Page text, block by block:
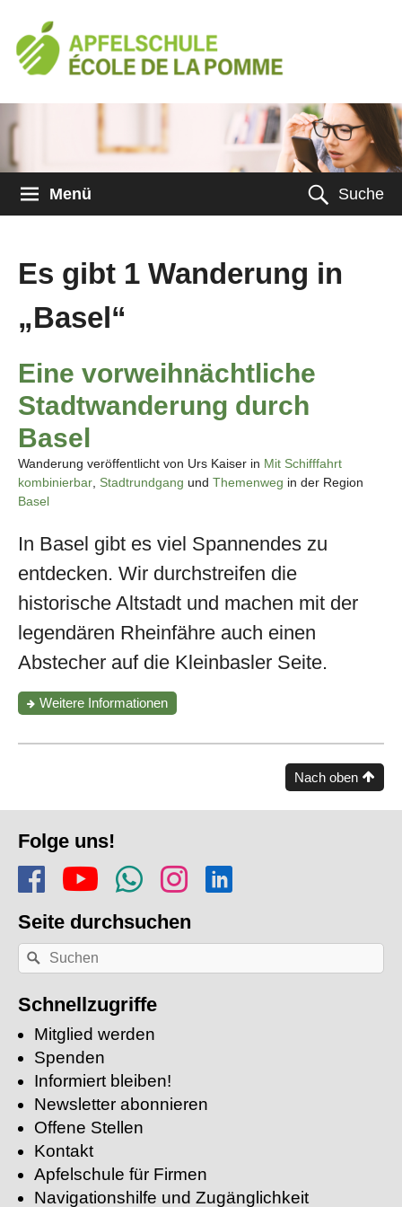
Menü Suche
Es gibt 1 Wanderung in
„Basel“
Eine vorweihnächtliche
Stadtwanderung durch
Basel
Wanderung veröffentlicht von Urs Kaiser in Mit Schifffahrt
kombinierbar Stadtrundgang und Themenweg in der Region
Basel
In Basel gibt es viel Spannendes zu
entdecken. Wir durchstreifen die
historische Altstadt und machen mit der
legendären Rheinfähre auch einen
Abstecher auf die Kleinbasler Seite.
Weitere Informationenzur
Wanderung
Nach oben
Folge uns!
Folge uns auf Facebook
Finde uns auf YouTube
Folge dem Kanal
Folge uns auf
Seite durchsuchen
Nach
einem
suchen:
Suchen
Schnellzugriffe
Mitglied werden
Spenden
Informiert bleiben!
Newsletter abonnieren
Offene Stellen
Kontakt
Apfelschule für Firmen
Navigationshilfe und Zugänglichkeit